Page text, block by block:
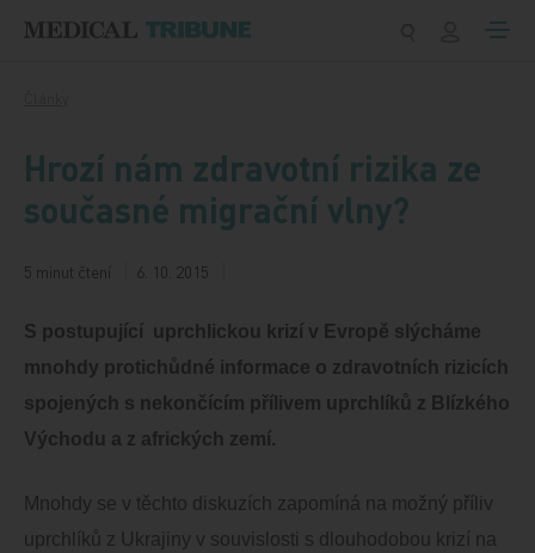
Hrozí nám zdravotní rizika ze
současné migrační vlny?
5 minut čtení 6. 10. 2015
S postupující uprchlickou krizí v Evropě slýcháme
mnohdy protichůdné informace o zdravotních rizicích
spojených s nekončícím přílivem uprchlíků z Blízkého
Východu a z afrických zemí.
Mnohdy se v těchto diskuzích zapomíná na možný příliv
uprchlíků z Ukrajiny v souvislosti s dlouhodobou krizí na